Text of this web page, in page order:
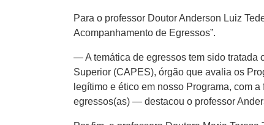
Para o professor Doutor Anderson Luiz
Acompanhamento de Egressos”.
— A temática de egressos tem sido tratada
Superior (CAPES), órgão que avalia os
legítimo e ético em nosso Programa, com
egressos(as) — destacou o professor